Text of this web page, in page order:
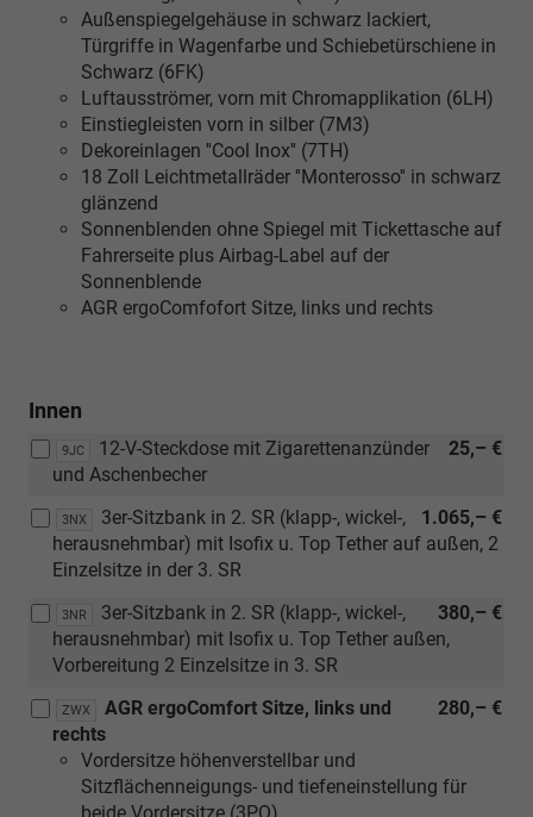
Außenspiegelgehäuse in schwarz lackiert,
Türgriffe in Wagenfarbe und Schiebetürschiene in
Schwarz (6FK)
Luftausströmer, vorn mit Chromapplikation (6LH)
Einstiegleisten vorn in silber (7M3)
Dekoreinlagen ''Cool Inox'' (7TH)
18 Zoll Leichtmetallräder ''Monterosso'' in schwarz
glänzend
Sonnenblenden ohne Spiegel mit Tickettasche auf
Fahrerseite plus Airbag-Label auf der
Sonnenblende
AGR ergoComfofort Sitze, links und rechts
Innen
9JC 25,– €
12-V-Steckdose mit Zigarettenanzünder
und Aschenbecher
3NX 1.065,– €
3er-Sitzbank in 2. SR (klapp-, wickel-,
herausnehmbar) mit Isofix u. Top Tether auf außen, 2
Einzelsitze in der 3. SR
3NR 380,– €
3er-Sitzbank in 2. SR (klapp-, wickel-,
herausnehmbar) mit Isofix u. Top Tether außen,
Vorbereitung 2 Einzelsitze in 3. SR
ZWX 280,– €
AGR ergoComfort Sitze, links und
rechts
Vordersitze höhenverstellbar und
Sitzflächenneigungs- und tiefeneinstellung für